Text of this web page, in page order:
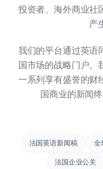
投资者、海外商业社
产
我们的平台通过英语
国市场的战略门户。
一系列享有盛誉的财
国商业的新闻
法国英语新闻稿 全
法国企业公关